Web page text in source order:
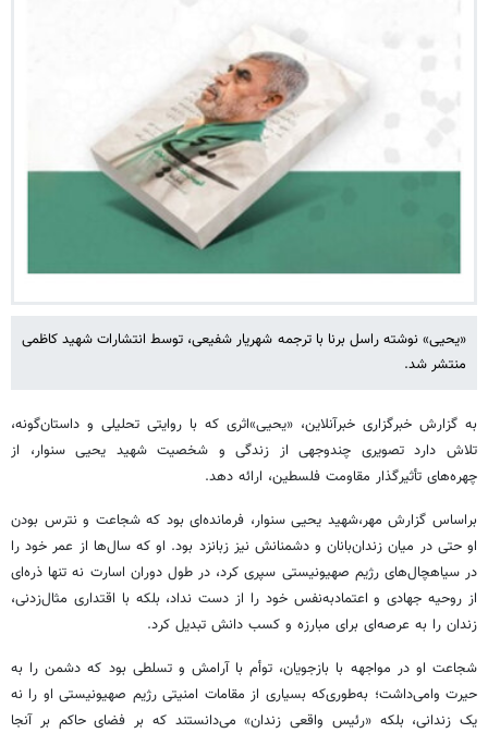
«یحیی» نوشته راسل برنا با ترجمه شهریار شفیعی، توسط انتشارات شهید کاظمی
منتشر شد.
به گزارش خبرگزاری خبرآنلاین، «یحیی»اثری که با روایتی تحلیلی و داستان‌گونه،
تلاش دارد تصویری چندوجهی از زندگی و شخصیت شهید یحیی سنوار، از
چهره‌های تأثیرگذار مقاومت فلسطین، ارائه دهد.
براساس گزارش مهر،شهید یحیی سنوار، فرمانده‌ای بود که شجاعت و نترس بودن
او حتی در میان زندان‌بانان و دشمنانش نیز زبانزد بود. او که سال‌ها از عمر خود را
در سیاهچال‌های رژیم صهیونیستی سپری کرد، در طول دوران اسارت نه تنها ذره‌ای
از روحیه جهادی و اعتمادبه‌نفس خود را از دست نداد، بلکه با اقتداری مثال‌زدنی،
زندان را به عرصه‌ای برای مبارزه و کسب دانش تبدیل کرد.
شجاعت او در مواجهه با بازجویان، توأم با آرامش و تسلطی بود که دشمن را به
حیرت وامی‌داشت؛ به‌طوری‌که بسیاری از مقامات امنیتی رژیم صهیونیستی او را نه
یک زندانی، بلکه «رئیس واقعی زندان» می‌دانستند که بر فضای حاکم بر آنجا